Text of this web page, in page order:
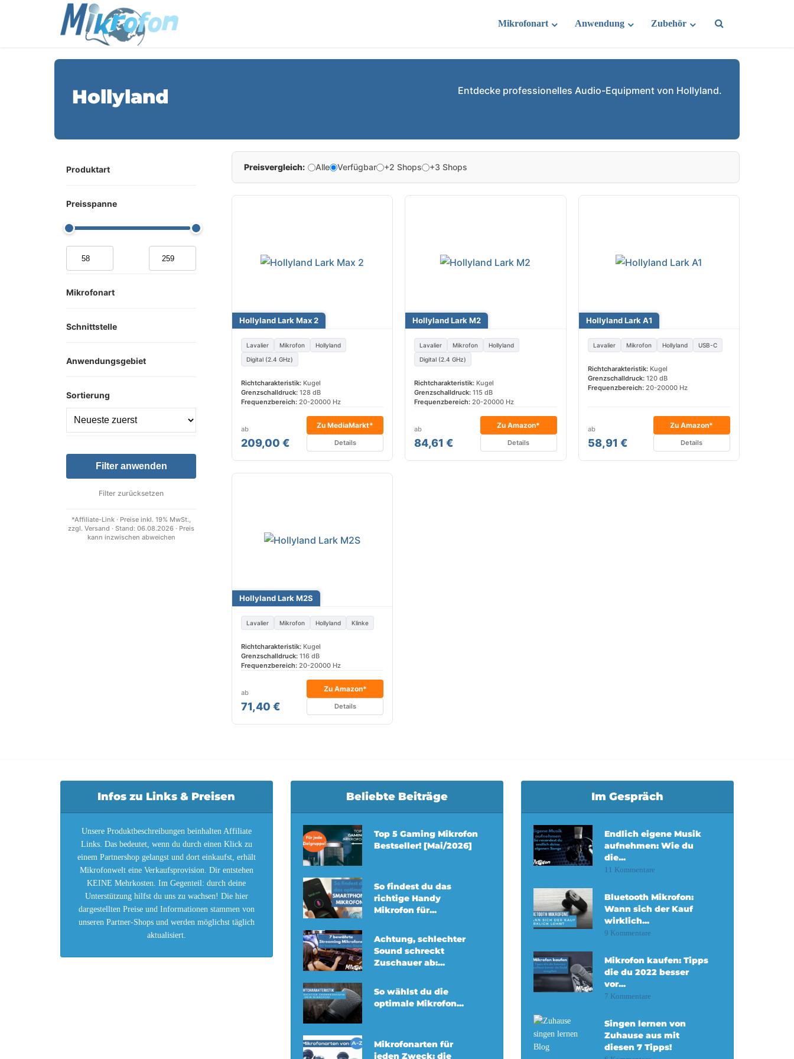
Mikrofonart Anwendung Zubehör
Hollyland Entdecke professionelles Audio-Equipment von Hollyland.
Produktart
Preisspanne
Mikrofonart
Schnittstelle
Anwendungsgebiet
Sortierung
Filter anwenden
Filter zurücksetzen
*Affiliate-Link · Preise inkl. 19% MwSt.,
zzgl. Versand · Stand: 06.08.2026 · Preis
kann inzwischen abweichen
Preisvergleich: Alle Verfügbar +2 Shops +3 Shops
Hollyland Lark Max 2
Lavalier Mikrofon
Hollyland
Digital (2.4 GHz)
Richtcharakteristik: Kugel
Grenzschalldruck: 128 dB
Frequenzbereich: 20-20000 Hz
ab
209,00 €
Zu MediaMarkt*
Details
Hollyland Lark M2
Lavalier Mikrofon
Hollyland
Digital (2.4 GHz)
Richtcharakteristik: Kugel
Grenzschalldruck: 115 dB
Frequenzbereich: 20-20000 Hz
ab
84,61 €
Zu Amazon*
Details
Hollyland Lark A1
Lavalier Mikrofon Hollyland USB-C
Richtcharakteristik:Kugel
Grenzschalldruck:120 dB
Frequenzbereich:20-20000 Hz
ab
58,91 €
Zu Amazon*
Details
Hollyland Lark M2S
Lavalier Mikrofon Hollyland Klinke
Richtcharakteristik: Kugel
Grenzschalldruck: 116 dB
Frequenzbereich: 20-20000 Hz
ab
71,40 €
Zu Amazon*
Details
Infos zu Links & Preisen
Unsere Produktbeschreibungen beinhalten Affiliate
Links. Das bedeutet, wenn du durch einen Klick zu
einem Partnershop gelangst und dort einkaufst, erhält
Mikrofonwelt eine Verkaufsprovision. Dir entstehen
KEINE Mehrkosten. Im Gegenteil: durch deine
Unterstützung hilfst du uns zu wachsen! Die hier
dargestellten Preise und Informationen stammen von
unseren Partner-Shops und werden möglichst täglich
aktualisiert.
Beliebte Beiträge
Top 5 Gaming Mikrofon
Bestseller! [Mai/2026]
So findest du das
richtige Handy
Mikrofon für...
Achtung, schlechter
Sound schreckt
Zuschauer ab:...
So wählst du die
optimale Mikrofon...
Mikrofonarten für
jeden Zweck: die
Im Gespräch
Endlich eigene Musik
aufnehmen: Wie du
die...
11 Kommentare
Bluetooth Mikrofon:
Wann sich der Kauf
wirklich...
9 Kommentare
Mikrofon kaufen: Tipps
die du 2022 besser
vor...
7 Kommentare
Singen lernen von
Zuhause aus mit
diesen 7 Tipps!